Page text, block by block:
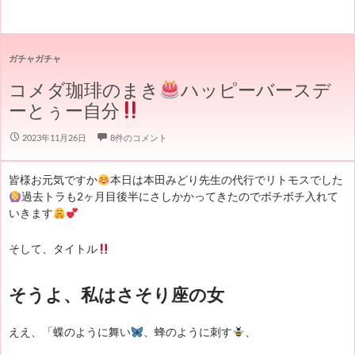
キ
プ
ガチャガチャ
コメダ珈琲のまき
ハッピーバースデ
ーとぅー自分
2023年11月26日 8件のコメント
皆様お元気ですか
本日は本田みどり先生の代行でリトモスでした
過去トラも2ヶ月目後半にさしかかってきたのでボチボチ入れて
いきます
そして、タイトル
そうよ、私はさそり座の女
ええ、「蝶のように舞い 、蜂のように刺す